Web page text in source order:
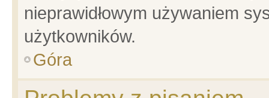
nieprawidłowym używaniem
użytkowników.
Góra